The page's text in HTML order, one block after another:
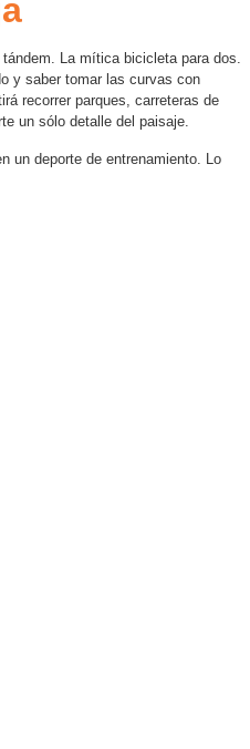
La mítica bicicleta para dos.
y saber tomar las curvas con
recorrer parques, carreteras de
un sólo detalle del paisaje.
un deporte de entrenamiento. Lo